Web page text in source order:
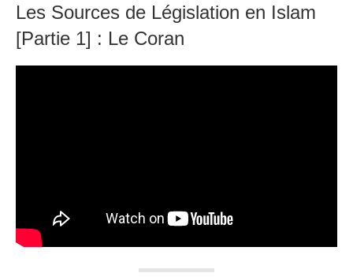
Les Sources de Législation en Islam
[Partie 1] : Le Coran